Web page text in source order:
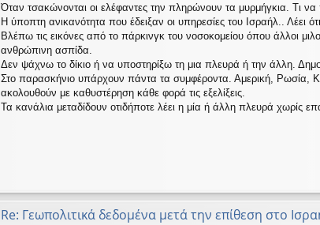
μ
ο
σ
ί
υ
σ
η
Όταν τσακώνονται οι ελέφαντες την πληρώνουν τα μυρμήγκια. Τι
Η ύποπτη ανικανότητα που έδειξαν οι υπηρεσίες του Ισραήλ.. Λέει
Βλέπω τις εικόνες από το πάρκινγκ του νοσοκομείου όπου άλλοι
ανθρώπινη ασπίδα.
Δεν ψάχνω το δίκιο ή να υποστηρίξω τη μια πλευρά ή την άλλη.
Στο παρασκήνιο υπάρχουν πάντα τα συμφέροντα. Αμερική, Ρωσία,
ακολουθούν με καθυστέρηση κάθε φορά τις εξελίξεις.
Τα κανάλια μεταδίδουν οτιδήποτε λέει η μία ή άλλη πλευρά χωρίς
Re: Γεωπολιτικά δεδομένα μετά την επίθεση στο